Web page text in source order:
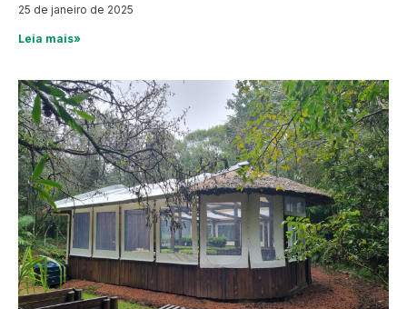
25 de janeiro de 2025
Leia mais»